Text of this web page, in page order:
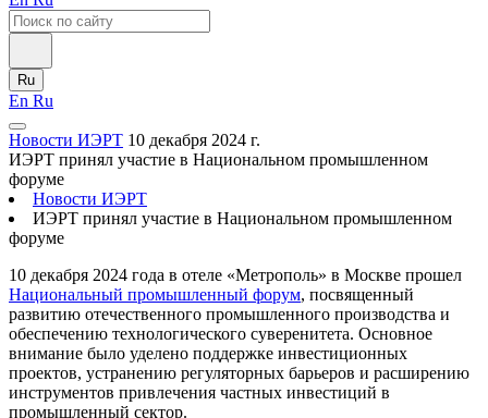
Ru
En Ru
Новости ИЭРТ 10 декабря 2024 г.
ИЭРТ принял участие в Национальном промышленном
форуме
Новости ИЭРТ
ИЭРТ принял участие в Национальном промышленном
форуме
10 декабря 2024 года в отеле «Метрополь» в Москве прошел
Национальный промышленный форум, посвященный
развитию отечественного промышленного производства и
обеспечению технологического суверенитета. Основное
внимание было уделено поддержке инвестиционных
проектов, устранению регуляторных барьеров и расширению
инструментов привлечения частных инвестиций в
промышленный сектор.